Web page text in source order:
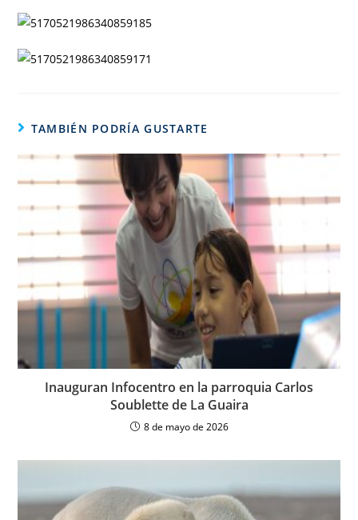
TAMBIÉN PODRÍA GUSTARTE
Inauguran Infocentro en la parroquia Carlos
Soublette de La Guaira
8 de mayo de 2026